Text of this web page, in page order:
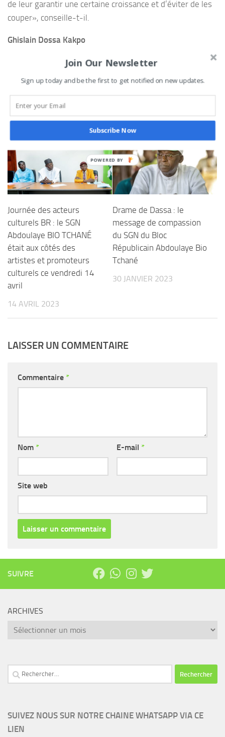
de leur garantir une certaine croissance et d’éviter de les
couper», conseille-t-il.
Ghislain Dossa Kakpo
Partagez Partagez
VOUS AIMEREZ AUSSI...
Journée des acteurs
culturels BR : le SGN
Abdoulaye BIO TCHANÉ
était aux côtés des
artistes et promoteurs
culturels ce vendredi 14
avril
14 AVRIL 2023
Drame de Dassa : le
message de compassion
du SGN du Bloc
Républicain Abdoulaye Bio
Tchané
30 JANVIER 2023
LAISSER UN COMMENTAIRE
Commentaire *
Nom * E-mail *
Site web
SUIVRE
ARCHIVES
Archives
Rechercher :
SUIVEZ NOUS SUR NOTRE CHAINE WHATSAPP VIA CE
LIEN
Join Our Newsletter
Sign up today and be the first to get notified on new updates.
Subscribe Now